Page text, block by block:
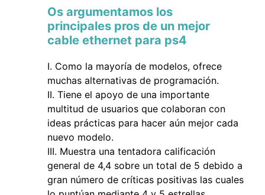
Os argumentamos los
principales pros de un mejor
cable ethernet para ps4
Como la mayoría de modelos, ofrece
muchas alternativas de programación.
Tiene el apoyo de una importante
multitud de usuarios que colaboran con
ideas prácticas para hacer aún mejor cada
nuevo modelo.
Muestra una tentadora calificación
general de 4,4 sobre un total de 5 debido a
gran número de críticas positivas las cuales